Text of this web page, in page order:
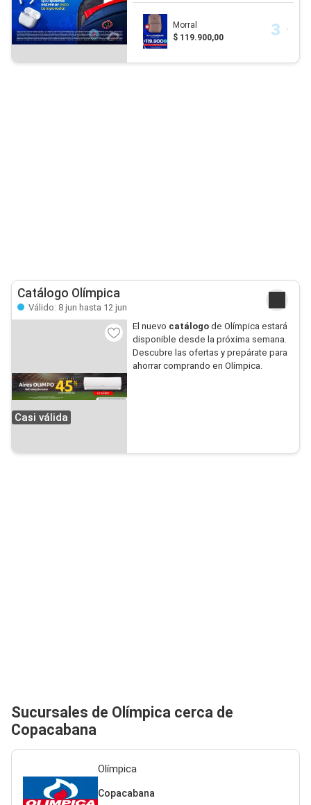
Morral
$ 119.900,00
Catálogo Olímpica
Válido: 8 jun hasta 12 jun
Casi válida
El nuevo catálogode Olímpica estará
disponible desde la próxima semana.
Descubre las ofertas y prepárate para
ahorrar comprando en Olímpica.
Sucursales de Olímpica cerca de
Copacabana
Olímpica
Copacabana